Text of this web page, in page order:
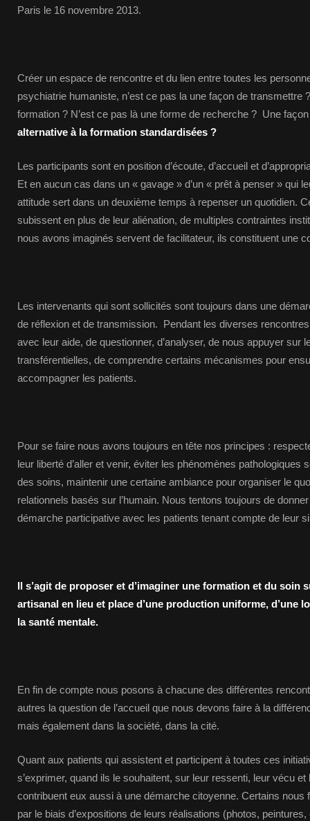
Paris le 16 novembre 2013.
Créer un espace de rencontre et du lien entre toutes les
psychiatrie humaniste, n’est ce pas la une façon de transmettre
formation ? N’est ce pas là une forme de recherche ? Une
alternative à la formation standardisées ?
Les participants sont en position d’écoute, d’accueil et
Et en aucun cas dans un « gavage » d’un « prêt à penser » qui
attitude sert dans un deuxième temps à repenser un quotidien.
subissent en plus de leur aliénation, de multiples contraintes
nous avons imaginés servent de facilitateur, ils constituent une
Les intervenants qui sont sollicités sont toujours dans une
de réflexion et de transmission. Pendant les diverses
avec leur aide, de questionner, d’analyser, de nous appuyer sur
transférentielles, de comprendre certains mécanismes pour
accompagner les patients.
Pour se faire nous avons toujours en tête nos principes :
leur liberté d’aller et venir, éviter les phénomènes pathologiques
des soins, maintenir une certaine ambiance pour organiser le
relationnels basés sur l’humain. Nous tentons toujours de
démarche participative avec les patients tenant compte de leur
Il s’agit de proposer et d’imaginer une formation et du soin
artisanal en lieu et place d’une production uniforme, d’une
la santé mentale.
En fin de compte nous posons à chacune des différentes
autres la question de l’accueil que nous devons faire à la
mais également dans la société, dans la cité.
Quant aux patients qui assistent et participent à toutes ces
s’exprimer, quand ils le souhaitent, sur leur ressenti, leur vécu
contribuent eux aussi à une démarche citoyenne. Certains nous
par le biais d’expositions de leurs réalisations (photos, peintures,